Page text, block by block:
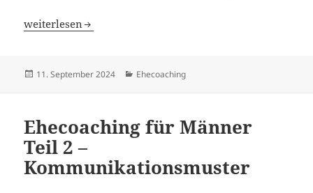
Ehecoaching für Männer Teil 3 – so denkt der
weiterlesen
Veröffentlicht
11. September 2024 Kategorien
Ehecoaching
Ehecoaching für Männer
Teil 2 –
Kommunikationsmuster